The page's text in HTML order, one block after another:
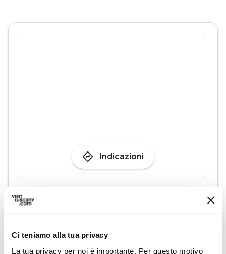
Ci teniamo alla tua privacy
La tua privacy per noi è importante. Per questo motivo
directions Indicazioni
Informazioni
home
Piazza don ivo Martelli san-vincenzo FI,